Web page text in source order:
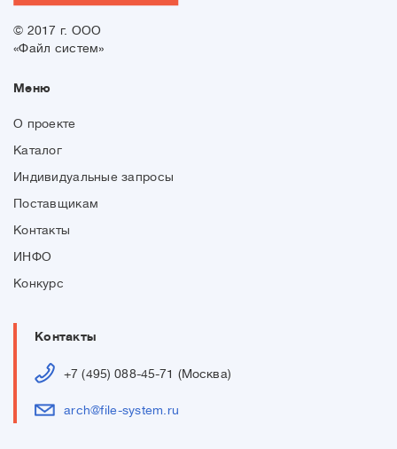
© 2017 г. ООО
«Файл систем»
Меню
О проекте
Каталог
Индивидуальные запросы
Поставщикам
Контакты
ИНФО
Конкурс
Контакты
+7 (495) 088-45-71 (Москва)
arch@file-system.ru